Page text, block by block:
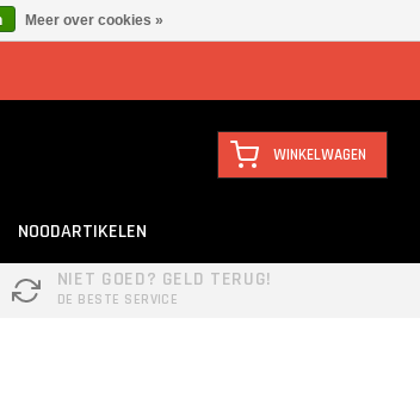
WINKELWAGEN
NOODARTIKELEN
NIET GOED? GELD TERUG!
DE BESTE SERVICE
Meer over cookies »